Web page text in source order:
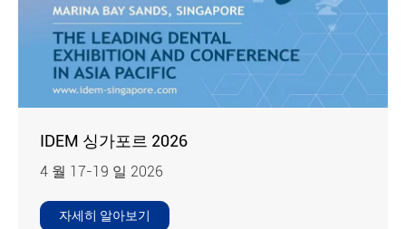
IDEM 싱가포르 2026
4 월 17-19 일 2026
자세히 알아보기